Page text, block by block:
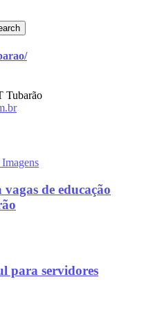
Tubarão
de educação
para servidores